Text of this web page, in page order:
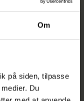
Om
på siden, tilpasse
Du
at vende
skub, der har